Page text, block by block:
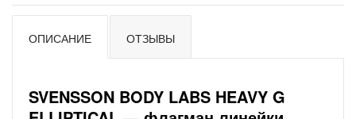
ОПИСАНИЕ ОТЗЫВЫ
SVENSSON BODY LABS HEAVY G